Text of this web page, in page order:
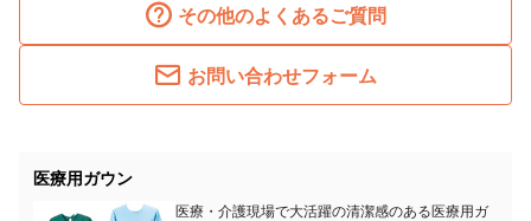
その他のよくあるご質問
お問い合わせフォーム
医療用ガウン
医療・介護現場で大活躍の清潔感のある医療用ガ